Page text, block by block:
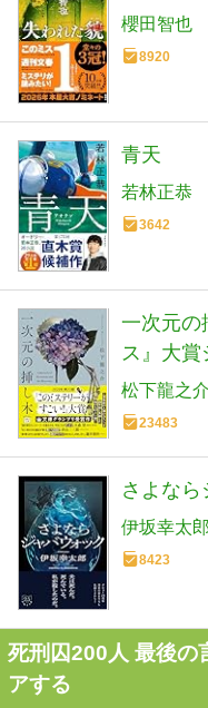
櫻田智也
8920
青天
若林正恭
3642
一次元の
ス』大賞
松下龍之介
23483
さよなら
伊坂幸太郎
8423
死刑囚200人 最後の
アする